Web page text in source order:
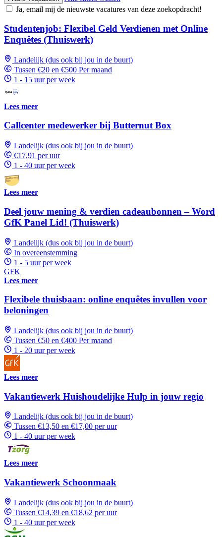
Ja, email mij de nieuwste vacatures van deze zoekopdracht!
Studentenjob: Flexibel Geld Verdienen met Online
Enquêtes (Thuiswerk)
Landelijk (dus ook bij jou in de buurt)
Tussen €20 en €500 Per maand
1 - 15 uur per week
Lees meer
Callcenter medewerker bij Butternut Box
Landelijk (dus ook bij jou in de buurt)
€17,91 per uur
1 - 40 uur per week
Lees meer
Deel jouw mening & verdien cadeaubonnen – Word
GfK Panel Lid! (Thuiswerk)
Landelijk (dus ook bij jou in de buurt)
In overeenstemming
1 - 5 uur per week
GFK
Lees meer
Flexibele thuisbaan: online enquêtes invullen voor
beloningen
Landelijk (dus ook bij jou in de buurt)
Tussen €50 en €400 Per maand
1 - 20 uur per week
Lees meer
Vakantiewerk Huishoudelijke Hulp in jouw regio
Landelijk (dus ook bij jou in de buurt)
Tussen €13,50 en €17,00 per uur
1 - 40 uur per week
Lees meer
Vakantiewerk Schoonmaak
Landelijk (dus ook bij jou in de buurt)
Tussen €14,39 en €18,62 per uur
1 - 40 uur per week